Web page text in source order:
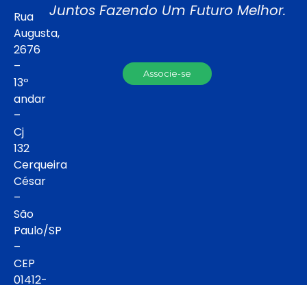
Rua
Augusta,
2676
–
13º
andar
–
Cj
132
Cerqueira
César
–
São
Paulo/SP
–
CEP
01412-
Juntos Fazendo Um Futuro Melhor.
Associe-se